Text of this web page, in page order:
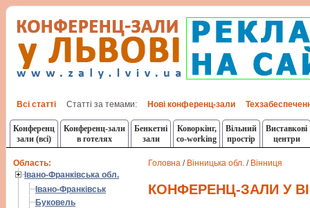
Всі статті Статті за темами: Нові конференц-зали
Конференц
зали (всі)
Конференц-зали
в готелях
Бенкетні
зали
Коворкінг,
co-working
Вільний
простір
Виставкові
центри
Область:
Івано-Франківська обл.
Івано-Франківськ
Буковель
Головна / Вінницька обл. / Вінниця
КОНФЕРЕНЦ-ЗАЛИ У